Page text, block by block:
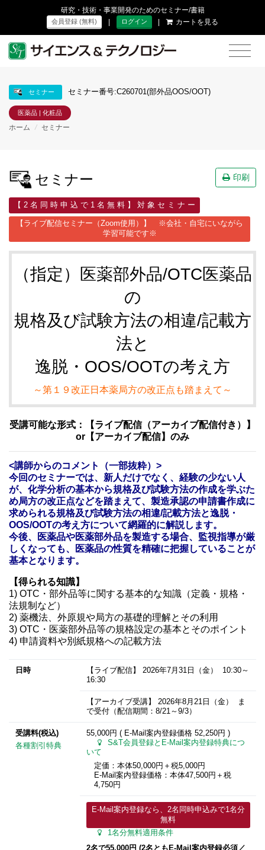
研究・技術・事業開発のためのセミナー/書籍
会員登録 (無料) | ログイン | カートを見る
セミナー セミナー番号:C260701(部外品OOS/OOT)
医薬品 | 化粧品
ホーム / セミナー
セミナー 印刷
【 2 名 同 時 申 込 で 1 名 無 料 】 対 象 セ ミ ナ ー
【ライブ配信セミナー（Zoom使用）】 ※会社・自宅にいながら
学習可能です※
（指定）医薬部外品/OTC医薬品
の
規格及び試験方法の相違/記載方
法と
逸脱・OOS/OOTの考え方
～第１９改正日本薬局方の改正点も踏まえて～
受講可能な形式：【ライブ配信（アーカイブ配信付き）】
or【アーカイブ配信】のみ
<講師からのコメント（一部抜粋）>
今回のセミナーでは、新人だけでなく、経験の少ない人
が、化学分析の基本から規格及び試験方法の作成を学ぶた
め局方の改正点などを踏まえて、製造承認の申請書作成に
求められる規格及び試験方法の相違/記載方法と逸脱・
OOS/OOTの考え方について網羅的に解説します。
今後、医薬品や医薬部外品を製造する場合、監視指導が厳
しくなっても、医薬品の性質を精確に把握していることが
基本となります。​
【得られる知識】
1) OTC・部外品等に関する基本的な知識（定義・規格・
法規制など）
2) 薬機法、外原規や局方の基礎的理解とその利用
3) OTC・医薬部外品等の規格設定の基本とそのポイント
4) 申請資料や別紙規格への記載方法
日時 【ライブ配信】 2026年7月31日
（金） 10:30～
16:30
【アーカイブ受講】 2026年8月21日
（金） ま
で受付（配信期間：8/21～9/3）
受講料(税込)
各種割引特典
55,000円 ( E-Mail案内登録価格 52,250円 )
S&T会員登録とE-Mail案内登録特典につ
いて
定価：本体50,000円＋税5,000円
E-Mail案内登録価格：本体47,500円＋税
4,750円
E-Mail案内登録なら、2名同時申込みで1名分
無料
1名分無料適用条件
2名で55,000円 (2名ともE-Mail案内登録必須／